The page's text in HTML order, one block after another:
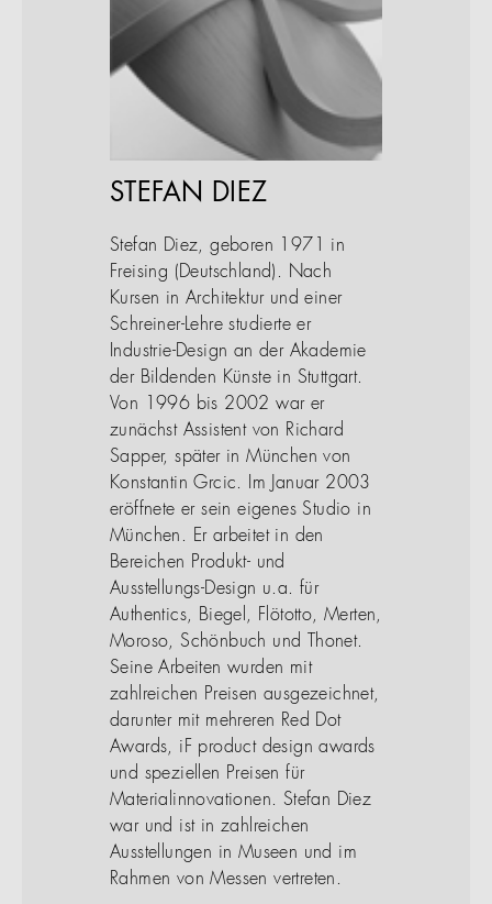
STEFAN DIEZ
Stefan Diez, geboren 1971 in
Freising (Deutschland). Nach
Kursen in Architektur und einer
Schreiner-Lehre studierte er
Industrie-Design an der Akademie
der Bildenden Künste in Stuttgart.
Von 1996 bis 2002 war er
zunächst Assistent von Richard
Sapper, später in München von
Konstantin Grcic. Im Januar 2003
eröffnete er sein eigenes Studio in
München. Er arbeitet in den
Bereichen Produkt- und
Ausstellungs-Design u.a. für
Authentics, Biegel, Flötotto, Merten,
Moroso, Schönbuch und Thonet.
Seine Arbeiten wurden mit
zahlreichen Preisen ausgezeichnet,
darunter mit mehreren Red Dot
Awards, iF product design awards
und speziellen Preisen für
Materialinnovationen. Stefan Diez
war und ist in zahlreichen
Ausstellungen in Museen und im
Rahmen von Messen vertreten.